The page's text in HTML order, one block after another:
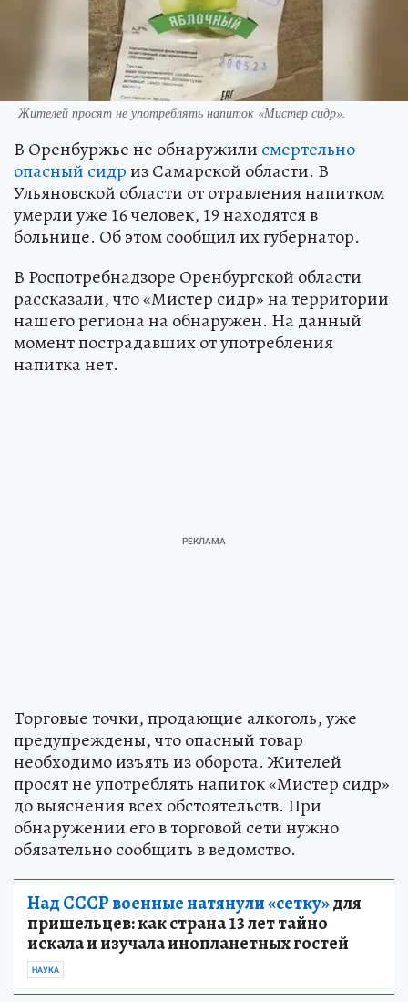
Жителей просят не употреблять напиток «Мистер сидр».
В Оренбуржье не обнаружили смертельно
опасный сидриз Самарской области. В
Ульяновской области от отравления напитком
умерли уже 16 человек, 19 находятся в
больнице. Об этом сообщил их губернатор.
В Роспотребнадзоре Оренбургской области
рассказали, что «Мистер сидр» на территории
нашего региона на обнаружен. На данный
момент пострадавших от употребления
напитка нет.
Торговые точки, продающие алкоголь, уже
предупреждены, что опасный товар
необходимо изъять из оборота. Жителей
просят не употреблять напиток «Мистер сидр»
до выяснения всех обстоятельств. При
обнаружении его в торговой сети нужно
обязательно сообщить в ведомство.
Над СССР военные натянули «сетку»для
пришельцев: как страна 13 лет тайно
искала и изучала инопланетных гостей
НАУКА